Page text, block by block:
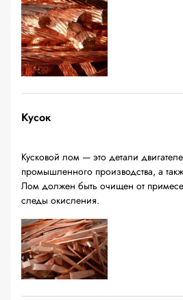
Кусок
Кусковой лом — это детали
промышленного производства, а
Лом должен быть очищен от
следы окисления.